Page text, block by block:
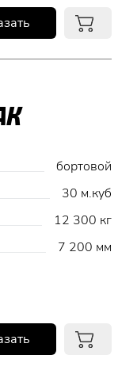
бортовой
30 м.куб
12 300 кг
7 200 мм